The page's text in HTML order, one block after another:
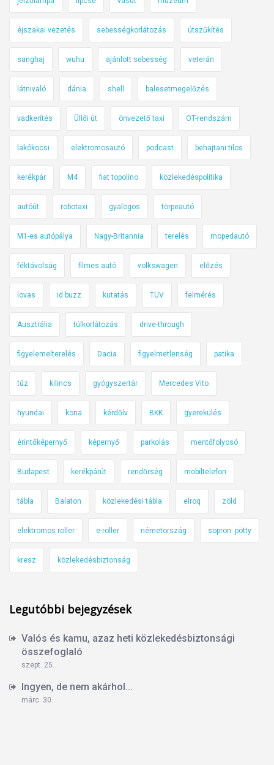
éjszakai vezetés sebességkorlátozás útszűkítés
sanghaj wuhu ajánlott sebesség veterán
látnivaló dánia shell balesetmegelőzés
vadkerítés Üllői út önvezető taxi OT-rendszám
lakókocsi elektromosautó podcast behajtani tilos
kerékpár M4 fiat topolino közlekedéspolitika
autóút robotaxi gyalogos törpeautó
M1-es autópálya Nagy-Britannia terelés mopedautó
féktávolság filmes autó volkswagen előzés
lovas id buzz kutatás TÜV felmérés
Ausztrália túlkorlátozás drive-through
figyelemelterelés Dacia figyelmetlenség patika
tűz kilincs gyógyszertár Mercedes Vito
hyundai kona kérdőív BKK gyerekülés
érintőképernyő képernyő parkolás mentőfolyosó
Budapest kerékpárút rendőrség mobiltelefon
tábla Balaton közlekedési tábla elroq zöld
elektromos roller e-roller németország sopron. pötty
kresz közlekedésbiztonság
Legutóbbi bejegyzések
Valós és kamu, azaz heti közlekedésbiztonsági
összefoglaló
szept. 25.
Ingyen, de nem akárhol...
márc. 30.